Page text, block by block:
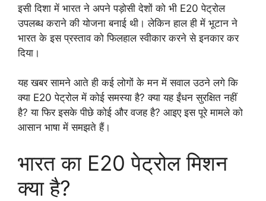
इसी दिशा में भारत ने अपने पड़ोसी देशों को भी E20 पेट्रोल
उपलब्ध कराने की योजना बनाई थी। लेकिन हाल ही में भूटान ने
भारत के इस प्रस्ताव को फिलहाल स्वीकार करने से इनकार कर
दिया।
यह खबर सामने आते ही कई लोगों के मन में सवाल उठने लगे कि
क्या E20 पेट्रोल में कोई समस्या है? क्या यह ईंधन सुरक्षित नहीं
है? या फिर इसके पीछे कोई और वजह है? आइए इस पूरे मामले को
आसान भाषा में समझते हैं।
भारत का E20 पेट्रोल मिशन
क्या है?